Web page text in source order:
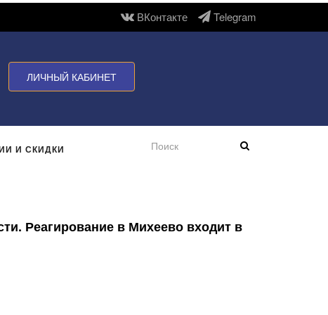
ВКонтакте Telegram
ЛИЧНЫЙ КАБИНЕТ
И СКИДКИ
Реагирование в Михеево входит в